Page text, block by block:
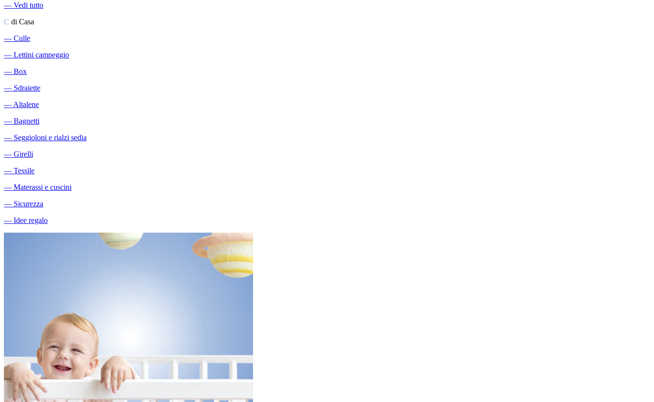
― Vedi tutto
C di Casa
― Culle
― Lettini campeggio
― Box
― Sdraiette
― Altalene
― Bagnetti
― Seggioloni e rialzi sedia
― Girelli
― Tessile
― Materassi e cuscini
― Sicurezza
― Idee regalo